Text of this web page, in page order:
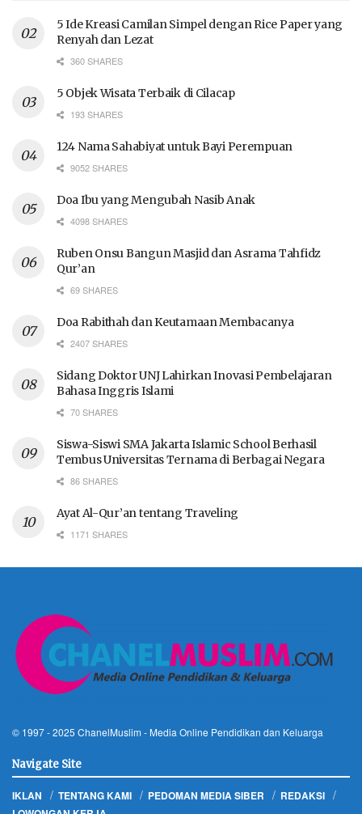
5 Ide Kreasi Camilan Simpel dengan Rice Paper yang
Renyah dan Lezat
360 SHARES
5 Objek Wisata Terbaik di Cilacap
193 SHARES
124 Nama Sahabiyat untuk Bayi Perempuan
9052 SHARES
Doa Ibu yang Mengubah Nasib Anak
4098 SHARES
Ruben Onsu Bangun Masjid dan Asrama Tahfidz
Qur’an
69 SHARES
Doa Rabithah dan Keutamaan Membacanya
2407 SHARES
Sidang Doktor UNJ Lahirkan Inovasi Pembelajaran
Bahasa Inggris Islami
70 SHARES
Siswa-Siswi SMA Jakarta Islamic School Berhasil
Tembus Universitas Ternama di Berbagai Negara
86 SHARES
Ayat Al-Qur’an tentang Traveling
1171 SHARES
© 1997 - 2025 ChanelMuslim - Media Online Pendidikan dan Keluarga
Navigate Site
IKLAN TENTANG KAMI PEDOMAN MEDIA SIBER
REDAKSI